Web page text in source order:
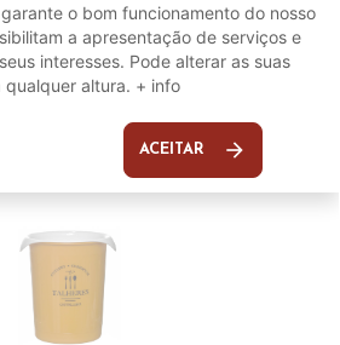
o bom funcionamento do nosso
a apresentação de serviços e
interesses. Pode alterar as suas
altura. + info
ACEITAR arrow_forward